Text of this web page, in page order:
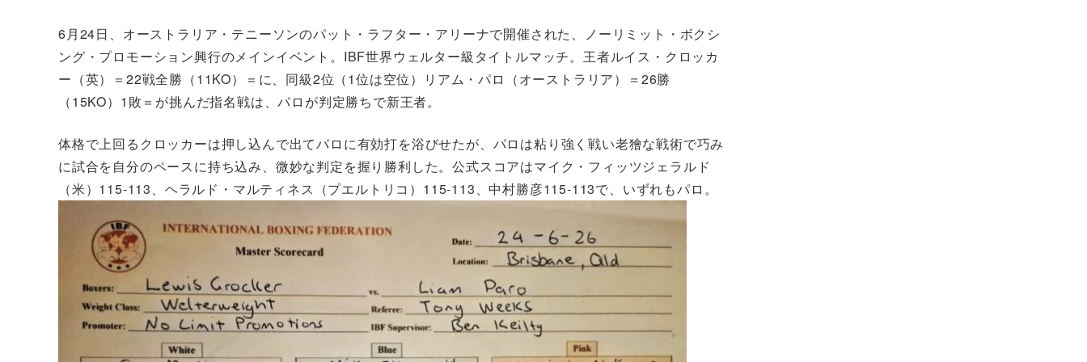
6月24日、オーストラリア・テニーソンのパット・ラフター・アリーナで開催された、ノーリミット・ボクシ
ング・プロモーション興行のメインイベント。IBF世界ウェルター級タイトルマッチ。王者ルイス・クロッカ
ー（英）＝22戦全勝（11KO）＝に、同級2位（1位は空位）リアム・パロ（オーストラリア）＝26勝
（15KO）1敗＝が挑んだ指名戦は、パロが判定勝ちで新王者。
体格で上回るクロッカーは押し込んで出てパロに有効打を浴びせたが、パロは粘り強く戦い老獪な戦術で巧み
に試合を自分のペースに持ち込み、微妙な判定を握り勝利した。公式スコアはマイク・フィッツジェラルド
（米）115-113、ヘラルド・マルティネス（プエルトリコ）115-113、中村勝彦115-113で、いずれもパロ。